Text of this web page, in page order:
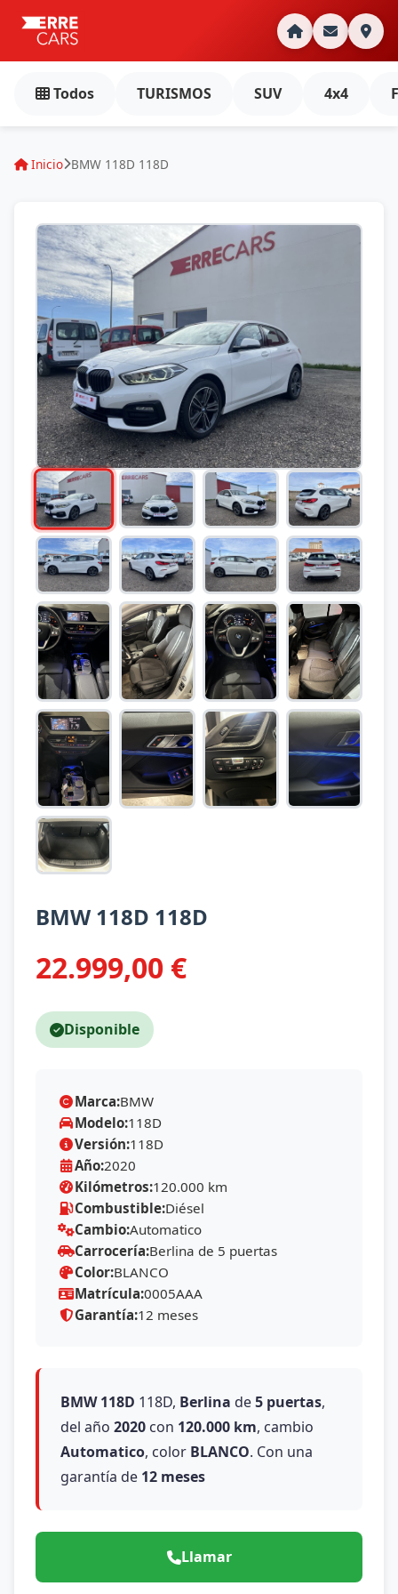
Todos TURISMOS SUV 4x4
Inicio BMW 118D 118D
BMW 118D 118D
22.999,00 €
Disponible
Marca:BMW
Modelo:118D
Versión:118D
Año:2020
Kilómetros:120.000 km
Combustible:Diésel
Cambio:Automatico
Carrocería:Berlina de 5 puertas
Color:BLANCO
Matrícula:0005AAA
Garantía:12 meses
BMW 118D 118D, Berlina de5 puertas,
del año 2020 con 120.000 km, cambio
Automatico, color BLANCO. Con una
garantía de 12 meses
Llamar